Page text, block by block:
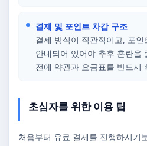
결제 및 포인트 차감 구조
결제 방식이 직관적이고, 포
안내되어 있어야 추후 혼란을
전에 약관과 요금표를 반드시
초심자를 위한 이용 팁
처음부터 유료 결제를 진행하시기